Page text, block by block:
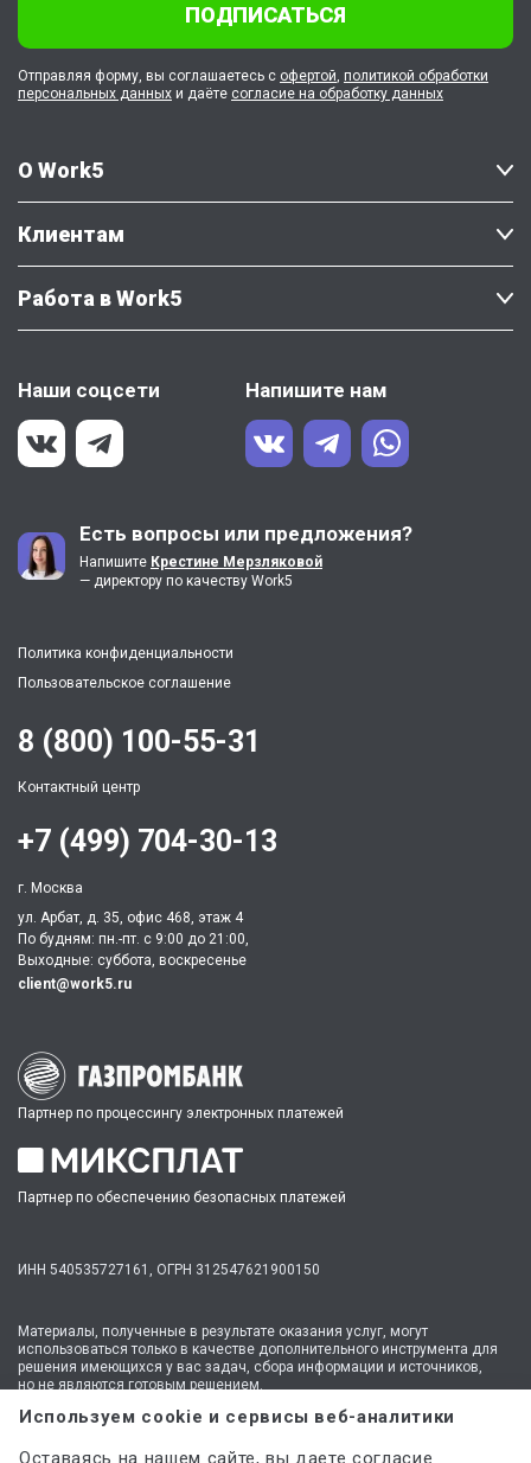
О Work5
Клиентам
Работа в Work5
Наши соцсети Напишите нам
Есть вопросы или предложения?
Напишите Крестине Мерзляковой
— директору по качеству Work5
Политика конфиденциальности
Пользовательское соглашение
ПОДПИСАТЬСЯ
Отправляя форму, вы соглашаетесь с офертой, политикой обработки
персональных данных и даёте согласие на обработку данных
Партнер по процессингу электронных платежей
Партнер по обеспечению безопасных платежей
ИНН 540535727161, ОГРН 312547621900150
8 (800) 100-55-31
Контактный центр
+7 (499) 704-30-13
г. Москва
ул. Арбат, д. 35, офис 468, этаж 4
По будням: пн.-пт. c 9:00 до 21:00,
Выходные: суббота, воскресенье
client@work5.ru
Материалы, полученные в результате оказания услуг, могут
использоваться только в качестве дополнительного инструмента для
решения имеющихся у вас задач, сбора информации и источников,
но не являются готовым решением.
* №1 на рынке консультационных услуг для студентов по количеству
стационарных офисов-филиалов в 14 городах России (от Иркутска до
Используем cookie и сервисы веб-аналитики
Оставаясь на нашем сайте, вы даете согласие